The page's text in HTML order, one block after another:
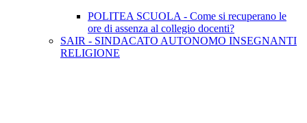
POLITEA SCUOLA - Come si recuperano le
ore di assenza al collegio docenti?
SAIR - SINDACATO AUTONOMO INSEGNANTI
RELIGIONE